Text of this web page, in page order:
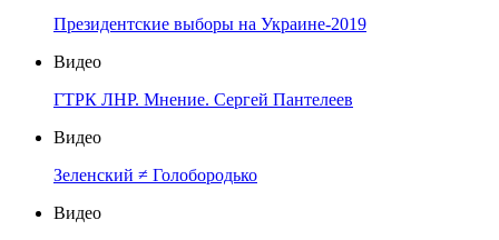
Президентские выборы на Украине-2019
Видео
ГТРК ЛНР. Мнение. Сергей Пантелеев
Видео
Зеленский ≠ Голобородько
Видео